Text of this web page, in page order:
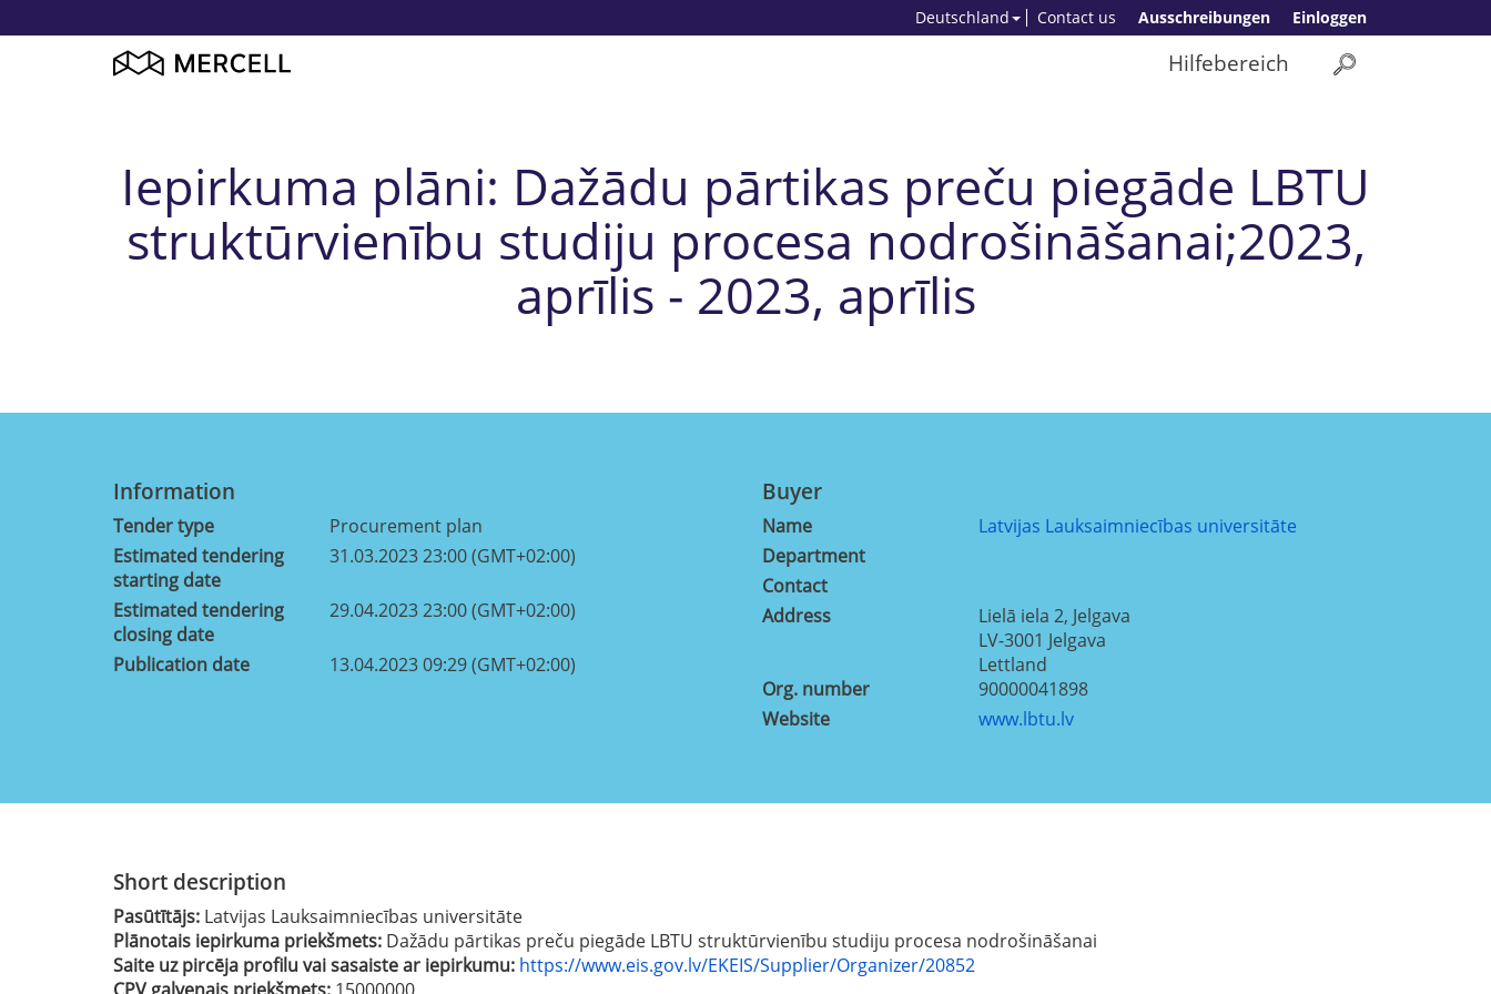
Einloggen
Ausschreibungen
Contact us
Deutschland
Hilfebereich
Iepirkuma plāni: Dažādu pārtikas preču piegāde LBTU
struktūrvienību studiju procesa nodrošināšanai;2023,
aprīlis - 2023, aprīlis
Information
Tender type
Procurement plan
Estimated tendering
starting date
31.03.2023 23:00 (GMT+02:00)
Estimated tendering
closing date
29.04.2023 23:00 (GMT+02:00)
Publication date 13.04.2023 09:29 (GMT+02:00)
Buyer
Name
Latvijas Lauksaimniecības universitāte
Department
Contact
Address
Lielā iela 2, Jelgava
LV-3001 Jelgava
Lettland
Org. number
90000041898
Website
www.lbtu.lv
Short description
Pasūtītājs: Latvijas Lauksaimniecības universitāte
Plānotais iepirkuma priekšmets: Dažādu pārtikas preču piegāde LBTU struktūrvienību studiju procesa nodrošināšanai
Saite uz pircēja profilu vai sasaiste ar iepirkumu: https://www.eis.gov.lv/EKEIS/Supplier/Organizer/20852
CPV galvenais priekšmets: 15000000